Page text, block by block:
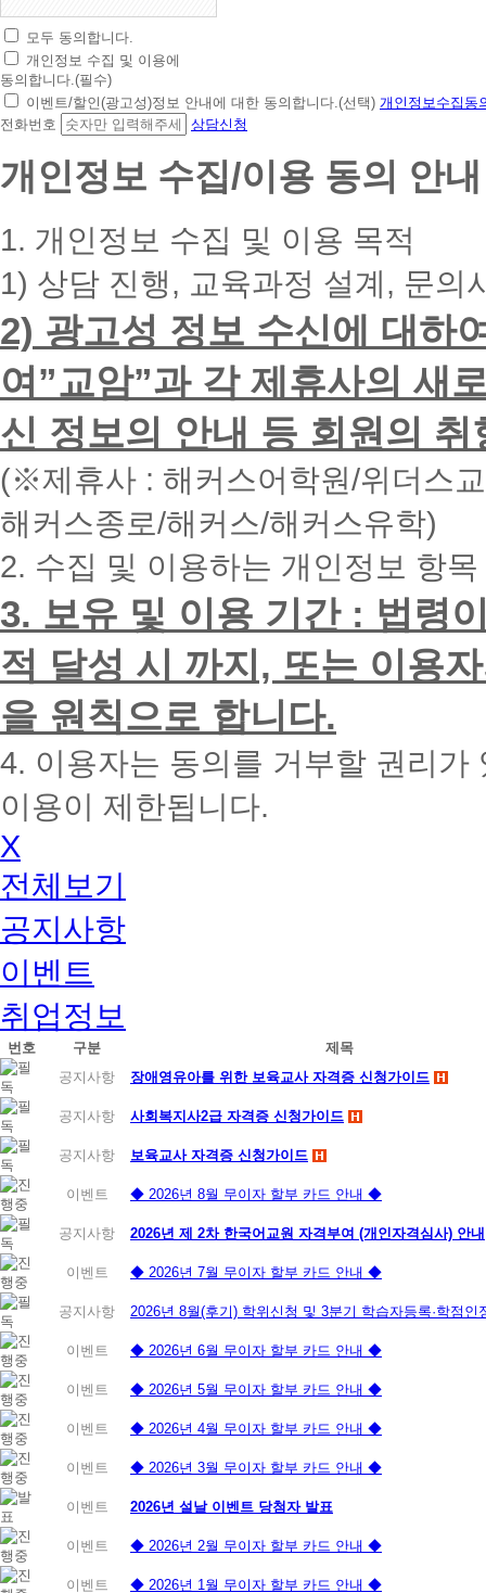
초
간
편
상
담
청
대
폰
입
력
시
면
빠
른
간
내
에
화
드
리
겠
습
니
다.
모두 동의합니다.
개인정보 수집 및 이용에
동의합니다.(필수)
이벤트/할인(광고성)정보 안내에 대한 동의합니다.(선택) 개인정보수집동
전화번호
상담신청
개인정보 수집/이용 동의 안내
1. 개인정보 수집 및 이용 목적
1) 상담 진행, 교육과정 설계, 문의
2) 광고성 정보 수신에 대하
여”교암”과 각 제휴사의 새
신 정보의 안내 등 회원의
(※제휴사 : 해커스어학원/위더스
해커스종로/해커스/해커스유학)
2. 수집 및 이용하는 개인정보 항
3. 보유 및 이용 기간 : 법령
적 달성 시 까지, 또는 이용
을 원칙으로 합니다.
4. 이용자는 동의를 거부할 권리
이용이 제한됩니다.
X
전체보기
공지사항
이벤트
취업정보
번호 구분
제목
공지사항
장애영유아를 위한 보육교사 자격증 신청가이드
공지사항 사회복지사2급 자격증 신청가이드
공지사항 보육교사 자격증 신청가이드
이벤트 ◆ 2026년 8월 무이자 할부 카드 안내 ◆
공지사항 2026년 제 2차 한국어교원 자격부여 (개인자격심사) 안내
이벤트 ◆ 2026년 7월 무이자 할부 카드 안내 ◆
공지사항 2026년 8월(후기) 학위신청 및 3분기 학습자등록·학점
이벤트 ◆ 2026년 6월 무이자 할부 카드 안내 ◆
이벤트 ◆ 2026년 5월 무이자 할부 카드 안내 ◆
이벤트 ◆ 2026년 4월 무이자 할부 카드 안내 ◆
이벤트 ◆ 2026년 3월 무이자 할부 카드 안내 ◆
이벤트 2026년 설날 이벤트 당첨자 발표
이벤트 ◆ 2026년 2월 무이자 할부 카드 안내 ◆
이벤트 ◆ 2026년 1월 무이자 할부 카드 안내 ◆